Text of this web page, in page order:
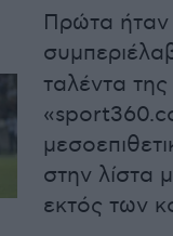
Πρώτα ήταν
ταλέντα
στην λίστα
εκτός των